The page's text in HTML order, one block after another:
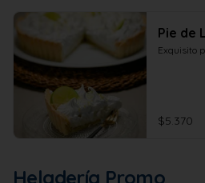
Pie de
Exquisito
$5.370
Heladería Promo